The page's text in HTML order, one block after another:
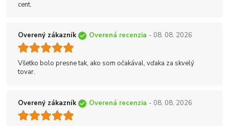
cent.
Overený zákazník Overená recenzia - 08. 08. 2026
Všetko bolo presne tak, ako som očakával, vďaka za skvelý
tovar.
Overený zákazník Overená recenzia - 08. 08. 2026